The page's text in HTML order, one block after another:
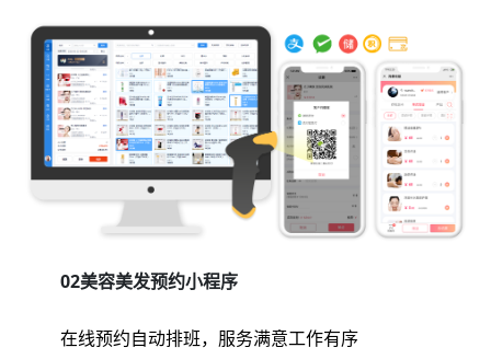
02美容美发预约小程序
在线预约自动排班，服务满意工作有序